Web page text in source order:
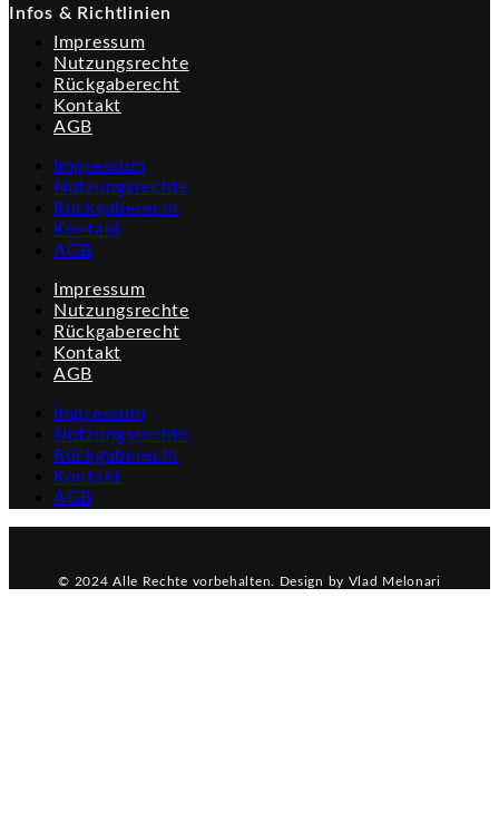
Infos & Richtlinien
Impressum
Nutzungsrechte
Rückgaberecht
Kontakt
AGB
Impressum
Nutzungsrechte
Rückgaberecht
Kontakt
AGB
Impressum
Nutzungsrechte
Rückgaberecht
Kontakt
AGB
Impressum
Nutzungsrechte
Rückgaberecht
Kontakt
AGB
© 2024 Alle Rechte vorbehalten. Design by Vlad Melonari